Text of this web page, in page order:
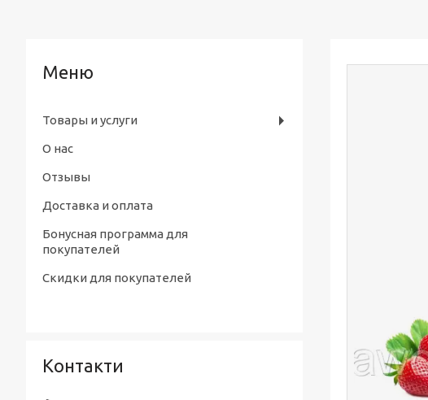
Товары и услуги
О нас
Отзывы
Доставка и оплата
Бонусная программа для
покупателей
Скидки для покупателей
Контакти